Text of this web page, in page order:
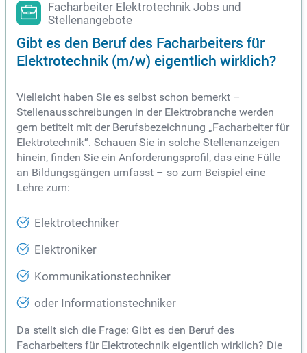
Facharbeiter Elektrotechnik Jobs und
Stellenangebote
Gibt es den Beruf des Facharbeiters für
Elektrotechnik (m/w) eigentlich wirklich?
Vielleicht haben Sie es selbst schon bemerkt –
Stellenausschreibungen in der Elektrobranche werden
gern betitelt mit der Berufsbezeichnung „Facharbeiter für
Elektrotechnik“. Schauen Sie in solche Stellenanzeigen
hinein, finden Sie ein Anforderungsprofil, das eine Fülle
an Bildungsgängen umfasst – so zum Beispiel eine
Lehre zum:
Elektrotechniker
Elektroniker
Kommunikationstechniker
oder Informationstechniker
Da stellt sich die Frage: Gibt es den Beruf des
Facharbeiters für Elektrotechnik eigentlich wirklich? Die